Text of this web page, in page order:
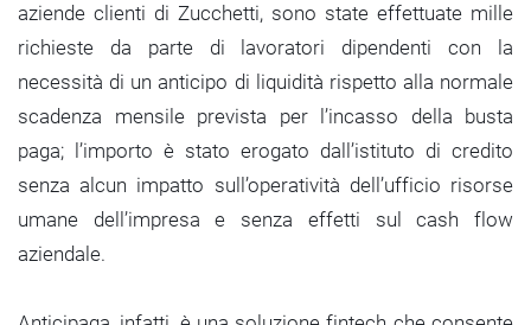
aziende clienti di Zucchetti, sono state effettuate mille
richieste da parte di lavoratori dipendenti con la
necessità di un anticipo di liquidità rispetto alla normale
scadenza mensile prevista per l’incasso della busta
paga; l’importo è stato erogato dall’istituto di credito
senza alcun impatto sull’operatività dell’ufficio risorse
umane dell’impresa e senza effetti sul cash flow
aziendale.